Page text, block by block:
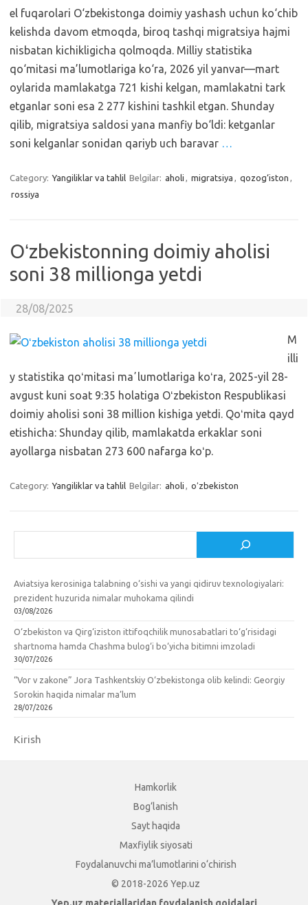
el fuqarolari O‘zbekistonga doimiy yashash uchun ko‘chib
kelishda davom etmoqda, biroq tashqi migratsiya hajmi
nisbatan kichikligicha qolmoqda. Milliy statistika
qo‘mitasi ma’lumotlariga ko‘ra, 2026 yil yanvar—mart
oylarida mamlakatga 721 kishi kelgan, mamlakatni tark
etganlar soni esa 2 277 kishini tashkil etgan. Shunday
qilib, migratsiya saldosi yana manfiy bo‘ldi: ketganlar
soni kelganlar sonidan qariyb uch baravar …
Category: Yangiliklar va tahlil Belgilar: aholi , migratsiya , qozog‘iston ,
rossiya
Oʻzbekistonning doimiy aholisi
soni 38 millionga yetdi
28/08/2025
M
illi
y statistika qoʻmitasi maʼlumotlariga koʻra, 2025-yil 28-
avgust kuni soat 9:35 holatiga Oʻzbekiston Respublikasi
doimiy aholisi soni 38 million kishiga yetdi. Qoʻmita qayd
etishicha: Shunday qilib, mamlakatda erkaklar soni
ayollarga nisbatan 273 600 nafarga koʻp.
Category: Yangiliklar va tahlil Belgilar: aholi , oʻzbekiston
Aviatsiya kerosiniga talabning o‘sishi va yangi qidiruv texnologiyalari:
prezident huzurida nimalar muhokama qilindi
03/08/2026
O‘zbekiston va Qirg‘iziston ittifoqchilik munosabatlari to‘g‘risidagi
shartnoma hamda Chashma bulog‘i bo‘yicha bitimni imzoladi
30/07/2026
“Vor v zakone” Jora Tashkentskiy O‘zbekistonga olib kelindi: Georgiy
Sorokin haqida nimalar ma’lum
28/07/2026
Kirish
Hamkorlik
Bog‘lanish
Sayt haqida
Maxfiylik siyosati
Foydalanuvchi ma’lumotlarini o‘chirish
© 2018-2026 Yep.uz